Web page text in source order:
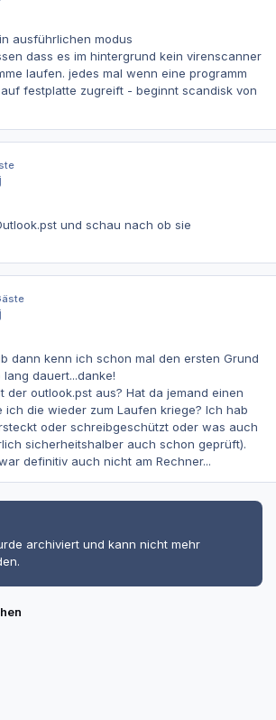
ausführlichen modus
dass es im hintergrund kein virenscanner
laufen. jedes mal wenn eine programm
festplatte zugreift - beginnt scandisk von
und schau nach ob sie
dann kenn ich schon mal den ersten Grund
dauert...danke!
der outlook.pst aus? Hat da jemand einen
ich die wieder zum Laufen kriege? Ich hab
oder schreibgeschützt oder was auch
sicherheitshalber auch schon geprüft).
definitiv auch nicht am Rechner...
archiviert und kann nicht mehr